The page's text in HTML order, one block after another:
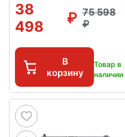
38
498
75 598
В
корзину
Товар в
наличии